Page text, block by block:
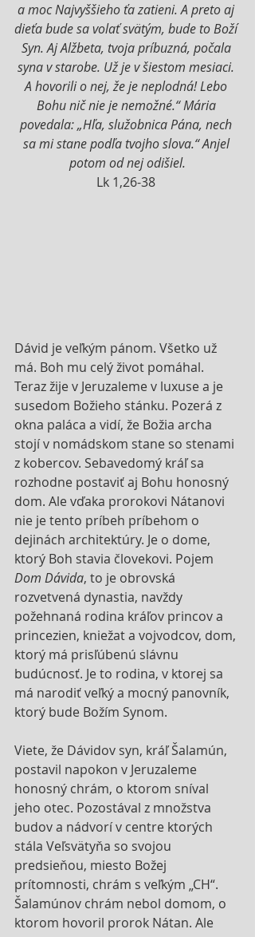
a moc Najvyššieho ťa zatieni. A preto aj
dieťa bude sa volať svätým, bude to Boží
Syn. Aj Alžbeta, tvoja príbuzná, počala
syna v starobe. Už je v šiestom mesiaci.
A hovorili o nej, že je neplodná! Lebo
Bohu nič nie je nemožné.“ Mária
povedala: „Hľa, služobnica Pána, nech
sa mi stane podľa tvojho slova.“ Anjel
potom od nej odišiel.
Lk 1,26-38
Dávid je veľkým pánom. Všetko už
má. Boh mu celý život pomáhal.
Teraz žije v Jeruzaleme v luxuse a je
susedom Božieho stánku. Pozerá z
okna paláca a vidí, že Božia archa
stojí v nomádskom stane so stenami
z kobercov. Sebavedomý kráľ sa
rozhodne postaviť aj Bohu honosný
dom. Ale vďaka prorokovi Nátanovi
nie je tento príbeh príbehom o
dejinách architektúry. Je o dome,
ktorý Boh stavia človekovi. Pojem
Dom Dávida, to je obrovská
rozvetvená dynastia, navždy
požehnaná rodina kráľov princov a
princezien, kniežat a vojvodcov, dom,
ktorý má prisľúbenú slávnu
budúcnosť. Je to rodina, v ktorej sa
má narodiť veľký a mocný panovník,
ktorý bude Božím Synom.
Viete, že Dávidov syn, kráľ Šalamún,
postavil napokon v Jeruzaleme
honosný chrám, o ktorom sníval
jeho otec. Pozostával z množstva
budov a nádvorí v centre ktorých
stála Veľsvätyňa so svojou
predsieňou, miesto Božej
prítomnosti, chrám s veľkým „CH“.
Šalamúnov chrám nebol domom, o
ktorom hovoril prorok Nátan. Ale